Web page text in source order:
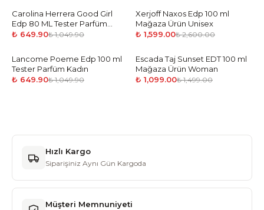
-38%
Carolina Herrera Good Girl
Edp 80 ML Tester Parfüm
Kadın
₺ 649.90₺ 1,049.90
-39%
Xerjoff Naxos Edp 100 ml
Mağaza Ürün Unisex
₺ 1,599.00₺ 2,600.00
-38%
Lancome Poeme Edp 100 ml
Tester Parfüm Kadın
₺ 649.90₺ 1,049.90
-27%
Escada Taj Sunset EDT 100 ml
Mağaza Ürün Woman
₺ 1,099.00₺ 1,499.00
Hızlı Kargo
Siparişiniz Aynı Gün Kargoda
Müşteri Memnuniyeti